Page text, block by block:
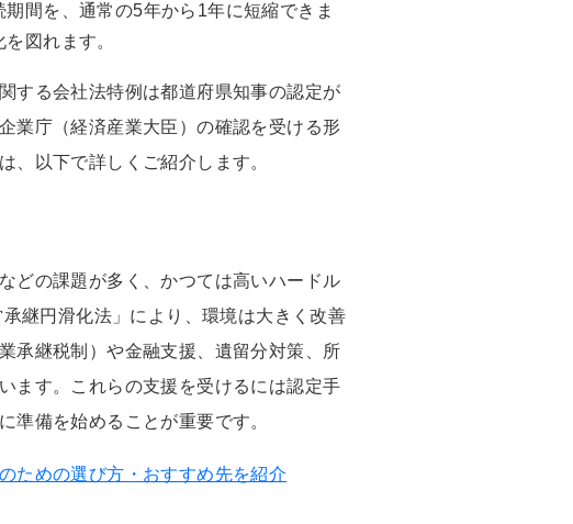
間を、通常の5年から1年に短縮できま
図れます。
する会社法特例は都道府県知事の認定が
業庁（経済産業大臣）の確認を受ける形
、以下で詳しくご紹介します。
どの課題が多く、かつては高いハードル
継円滑化法」により、環境は大きく改善
承継税制）や金融支援、遺留分対策、所
ます。これらの支援を受けるには認定手
準備を始めることが重要です。
ための選び方・おすすめ先を紹介